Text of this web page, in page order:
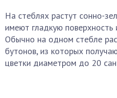
На стеблях растут сонно-
имеют гладкую
Обычно на одном стебле
бутонов, из которых
цветки диаметром до 20